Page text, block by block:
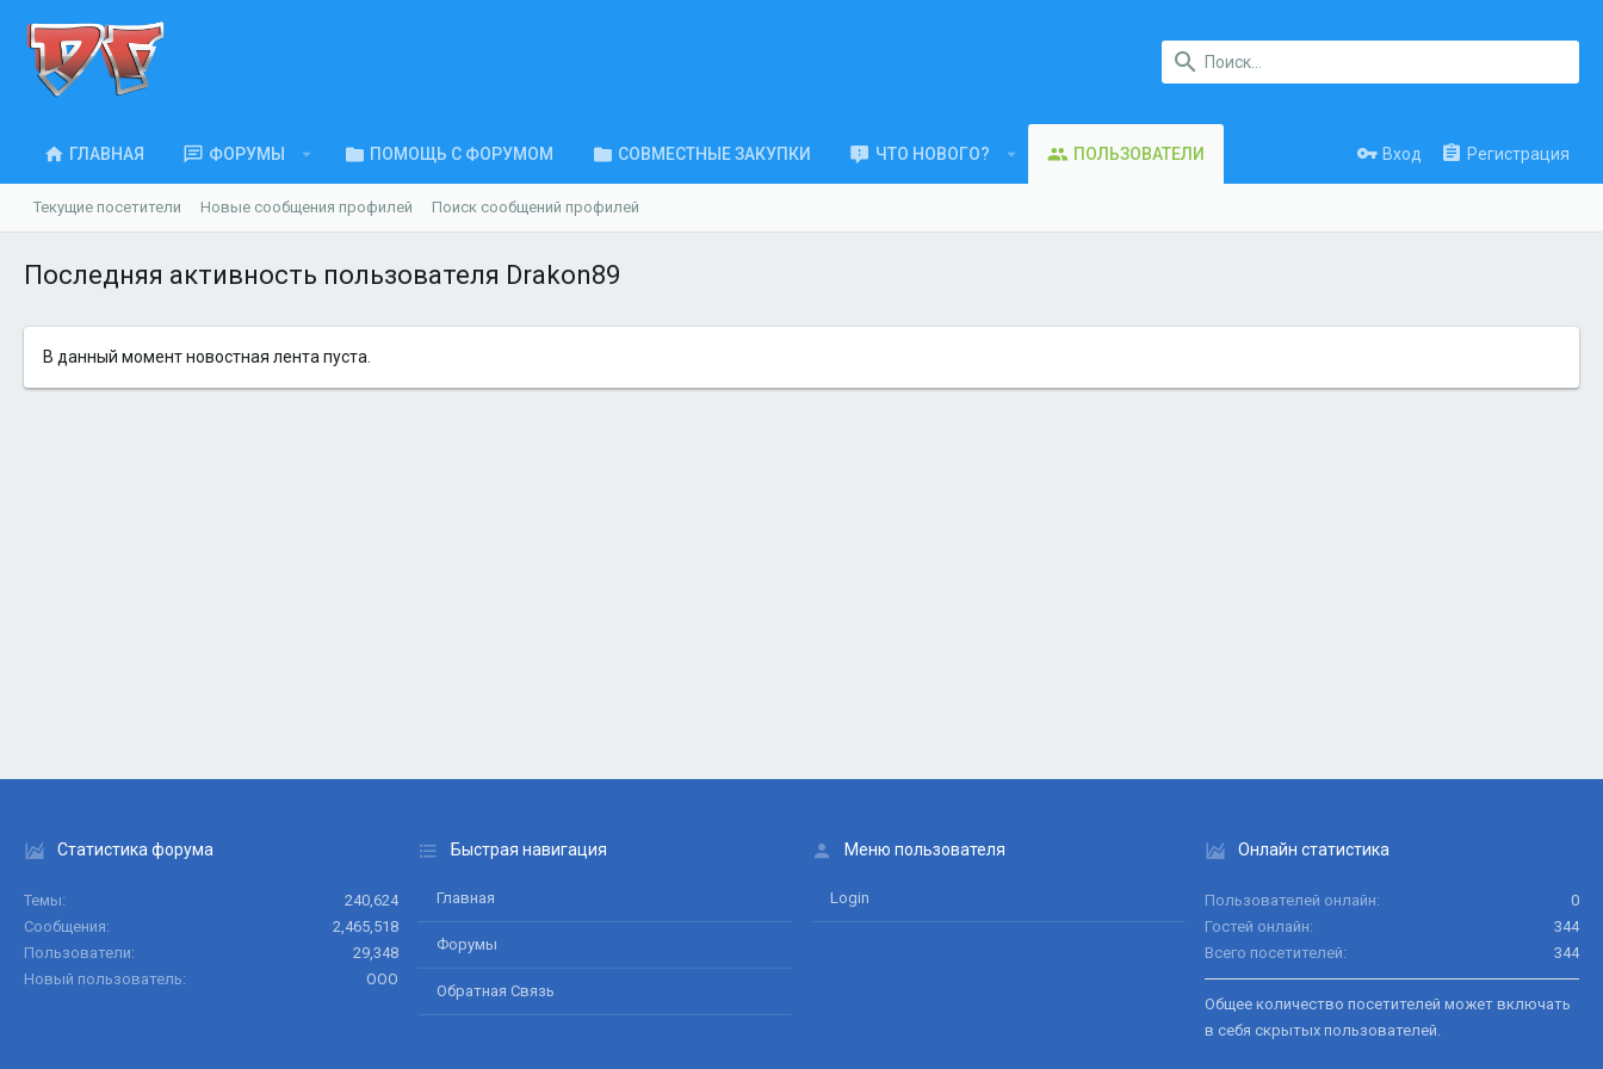
ГЛАВНАЯ ФОРУМЫ ПОМОЩЬ С ФОРУМОМ СОВМЕСТНЫЕ ЗАКУПКИ ЧТО НОВОГО? ПОЛЬЗОВАТЕЛИ Вход Регистрация
Текущие посетители Новые сообщения профилей Поиск сообщений профилей
Последняя активность пользователя Drakon89
В данный момент новостная лента пуста.
Статистика форума
Темы
240,624
Сообщения
2,465,518
Пользователи
29,348
Новый пользователь
ООО
Быстрая навигация
Главная
Форумы
Обратная Связь
Меню пользователя
Login
Онлайн статистика
Пользователей онлайн
0
Гостей онлайн
344
Всего посетителей
344
Общее количество посетителей может включать
в себя скрытых пользователей.